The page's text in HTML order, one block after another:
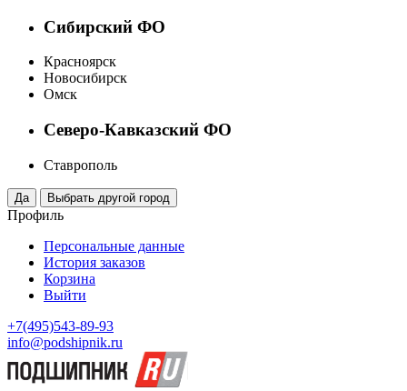
Сибирский ФО
Красноярск
Новосибирск
Омск
Северо-Кавказский ФО
Ставрополь
Профиль
Персональные данные
История заказов
Корзина
Выйти
+7(495)543-89-93
info@podshipnik.ru